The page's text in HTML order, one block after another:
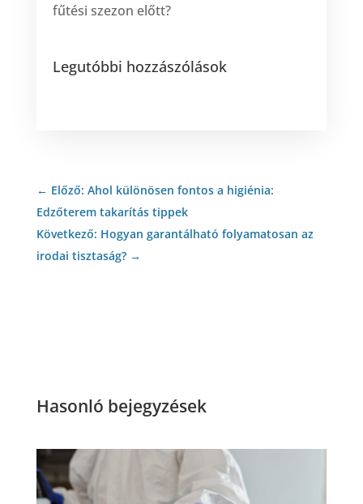
fűtési szezon előtt?
Legutóbbi hozzászólások
← Előző: Ahol különösen fontos a higiénia:
Edzőterem takarítás tippek
Következő: Hogyan garantálható folyamatosan az
irodai tisztaság?→
Hasonló bejegyzések